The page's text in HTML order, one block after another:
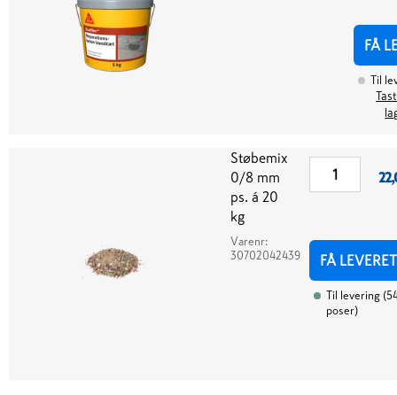
FÅ
Til
Støbemix
0/8 mm
ps. á 20
kg
Varenr:
30702042439
FÅ LEVERET
Til levering (
poser)